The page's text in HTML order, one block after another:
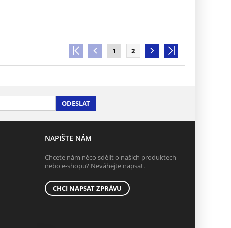
1 2
ODESLAT
NAPIŠTE NÁM
Chcete nám něco sdělit o našich produktech
nebo e-shopu? Neváhejte napsat.
CHCI NAPSAT ZPRÁVU